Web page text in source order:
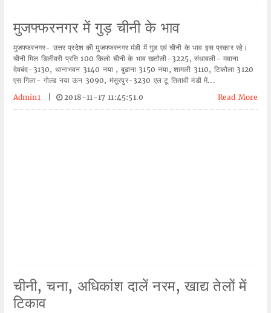
मुजफ्फरनगर में गुड़ चीनी के भाव
मुजफ्फरनगर- उत्तर प्रदेश की मुजफ्फरनगर मंडी में गुड एवं चीनी के भाव इस प्रकार रहे।
चीनी मिल डिलीवरी प्रति 100 किलो चीनी के भाव खतौली-3225, संधावली- मवाना
देवबंद-3130, थानाभवन 3140 नया , बुढाना 3150 नया, शामली 3110, टिकौला 3120
एस गिला- गोल्ड नया ऊन 3090, मंसूरपुर-3230 एल टू तितावी मंडी में...
Admin1
2018-11-17 11:45:51.0 Read More
चीनी, चना, अधिकांश दालें नरम, खाद्य तेलों में
टिकाव